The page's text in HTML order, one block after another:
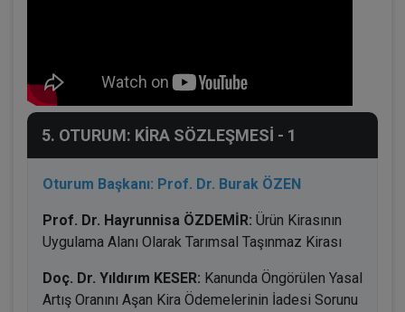
5. OTURUM: KİRA SÖZLEŞMESİ - 1
Oturum Başkanı: Prof. Dr. Burak ÖZEN
Prof. Dr. Hayrunnisa ÖZDEMİR: Ürün Kirasının
Uygulama Alanı Olarak Tarımsal Taşınmaz Kirası
Doç. Dr. Yıldırım KESER: Kanunda Öngörülen Yasal
Artış Oranını Aşan Kira Ödemelerinin İadesi Sorunu